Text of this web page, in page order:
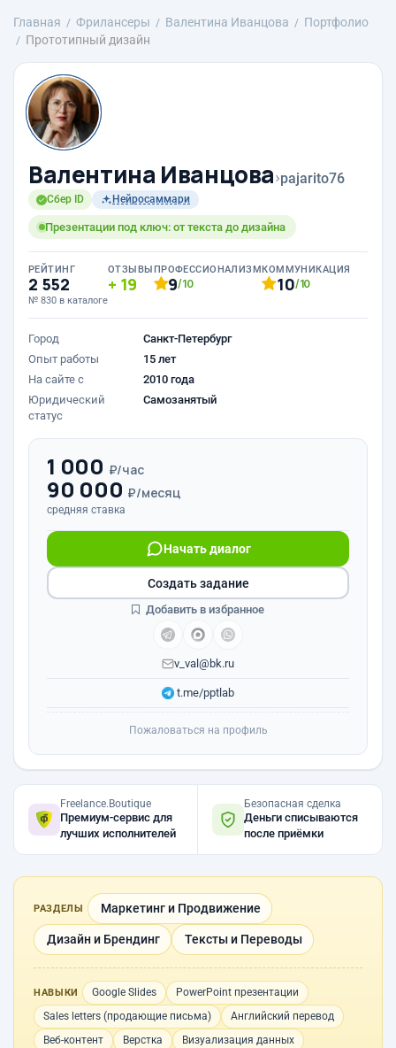
Главная Фрилансеры Валентина Иванцова
Портфолио
Прототипный дизайн
Валентина Иванцова›pajarito76
Сбер ID Нейросаммари
Презентации под ключ: от текста до дизайна
РЕЙТИНГ
2 552
№ 830 в каталоге
ОТЗЫВЫ
19
ПРОФЕССИОНАЛИЗМ
9/10
КОММУНИКАЦИЯ
10/10
Город
Санкт-Петербург
Опыт работы
15 лет
На сайте с
2010 года
Юридический
статус
Самозанятый
1 000 ₽/час
90 000 ₽/месяц
средняя ставка
Начать диалог
v_val@bk.ru
t.me/pptlab
Создать задание
Добавить в избранное
Пожаловаться на профиль
Freelance.Boutique
Премиум-сервис для
лучших исполнителей
Безопасная сделка
Деньги списываются
после приёмки
РАЗДЕЛЫ Маркетинг и Продвижение
Дизайн и Брендинг Тексты и Переводы
НАВЫКИ Google Slides
PowerPoint презентации
Sales letters (продающие письма)
Английский перевод
Веб-контент
Верстка
Визуализация данных